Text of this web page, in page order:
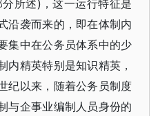
所述)，这一运行特征是
沿袭而来的，即在体制内
集中在公务员体系中的少
内精英特别是知识精英，
纪以来，随着公务员制度
与企事业编制人员身份的